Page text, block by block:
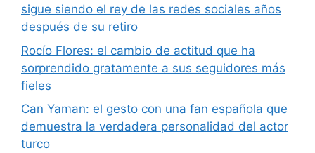
sigue siendo el rey de las redes sociales años
después de su retiro
Rocío Flores: el cambio de actitud que ha
sorprendido gratamente a sus seguidores más
fieles
Can Yaman: el gesto con una fan española que
demuestra la verdadera personalidad del actor
turco